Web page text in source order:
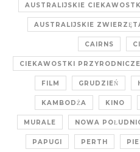
AUSTRALIJSKIE
AUSTRALIJSKIE
CAIRNS
CIEKAWOSTKI PRZYRODNICZE
FILM GRUDZIEŃ
KAMBODŻA KINO
MURALE NOWA
PAPUGI PERTH